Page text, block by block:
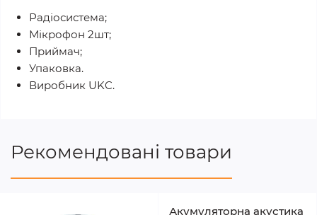
Радіосистема;
Мікрофон 2шт;
Приймач;
Упаковка.
Виробник UKC.
Рекомендовані товари
Акумуляторна акустика